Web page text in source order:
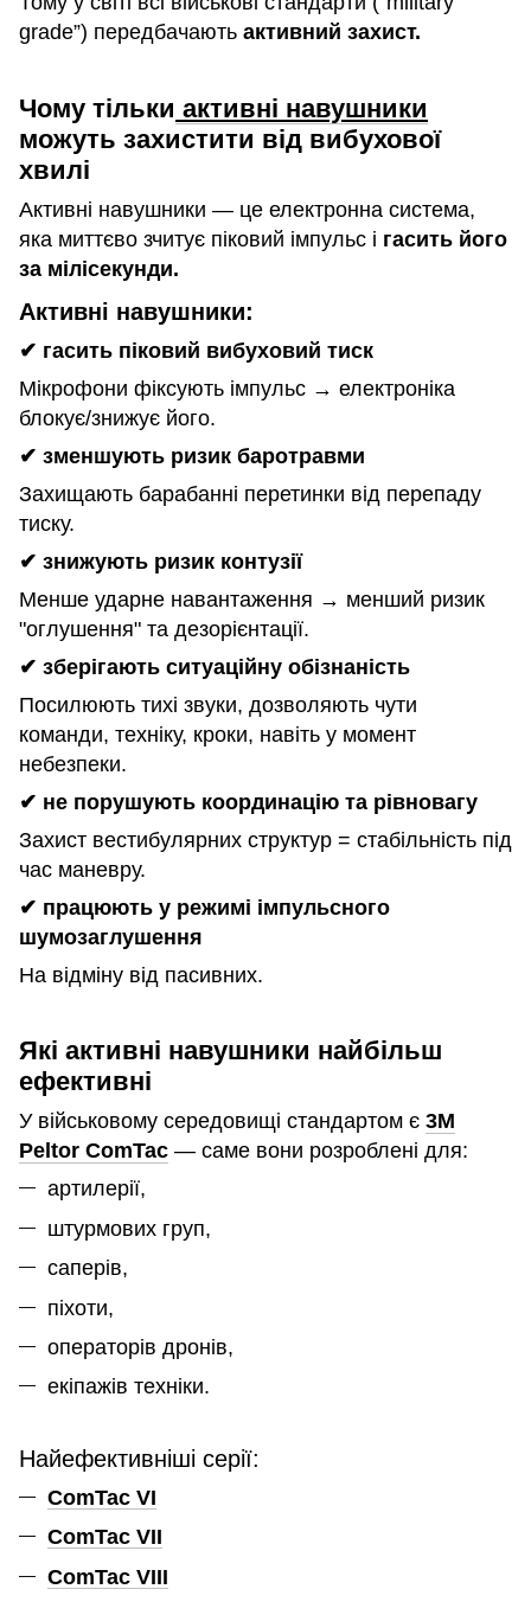
grade”) передбачають активний захист.
Чому тільки активні навушники
можуть захистити від вибухової
хвилі
Активні навушники — це електронна система,
яка миттєво зчитує піковий імпульс і гасить його
за мілісекунди.
Активні навушники:
✔ гасить піковий вибуховий тиск
Мікрофони фіксують імпульс → електроніка
блокує/знижує його.
✔ зменшують ризик баротравми
Захищають барабанні перетинки від перепаду
тиску.
✔ знижують ризик контузії
Менше ударне навантаження → менший ризик
"оглушення" та дезорієнтації.
✔ зберігають ситуаційну обізнаність
Посилюють тихі звуки, дозволяють чути
команди, техніку, кроки, навіть у момент
небезпеки.
✔ не порушують координацію та рівновагу
Захист вестибулярних структур = стабільність під
час маневру.
✔ працюють у режимі імпульсного
шумозаглушення
На відміну від пасивних.
Які активні навушники найбільш
ефективні
У військовому середовищі стандартом є 3M
Peltor ComTac — саме вони розроблені для:
артилерії,
штурмових груп,
саперів,
піхоти,
операторів дронів,
екіпажів техніки.
Найефективніші серії:
ComTac VI
ComTac VII
ComTac VIII